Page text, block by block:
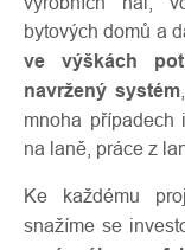
bytových domů a
ve výškách
navržený systém
mnoha
na laně, práce z
Ke každému
snažíme se